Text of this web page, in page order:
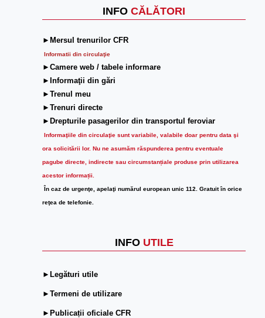
INFO CĂLĂTORI
►Mersul trenurilor CFR
Informatii din circulaţie
►Camere web / tabele informare
►Informaţii din gări
►Trenul meu
►Trenuri directe
►Drepturile pasagerilor din transportul feroviar
Informaţiile din circulaţie sunt variabile, valabile doar pentru data şi
ora solicitării lor. Nu ne asumăm răspunderea pentru eventuale
pagube directe, indirecte sau circumstanțiale produse prin utilizarea
acestor informații.
În caz de urgenţe, apelaţi numărul european unic 112. Gratuit în orice
reţea de telefonie.
INFO UTILE
►Legături utile
►Termeni de utilizare
►Publicații oficiale CFR